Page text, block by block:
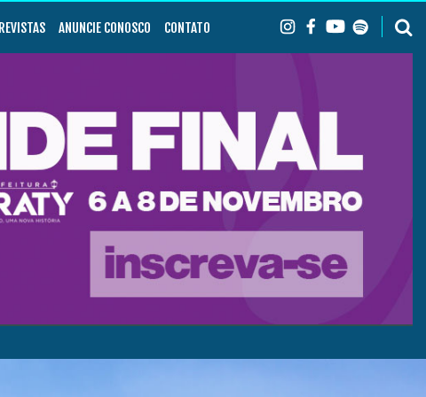
ANUNCIE CONOSCO CONTATO